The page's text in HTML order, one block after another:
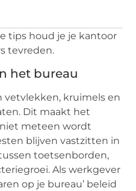
tips houd je je kantoor
tevreden.
het bureau
vetvlekken, kruimels en
Dit maakt het
niet meteen wordt
blijven vastzitten in
toetsenborden,
Als werkgever
op je bureau’ beleid